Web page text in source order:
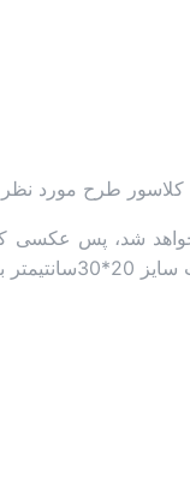
کلاسور طرح مورد
شد، پس عکسی که
باشد.